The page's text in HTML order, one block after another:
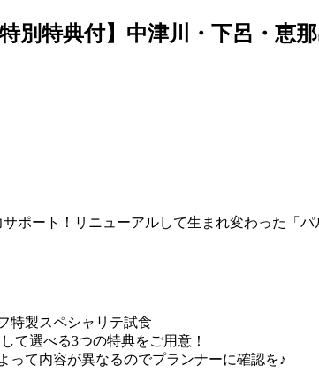
特別特典付】中津川・下呂・恵
ポート！リニューアルして生まれ変わった「
特製スペシャリテ試食
て選べる3つの特典をご用意！
て内容が異なるのでプランナーに確認を♪